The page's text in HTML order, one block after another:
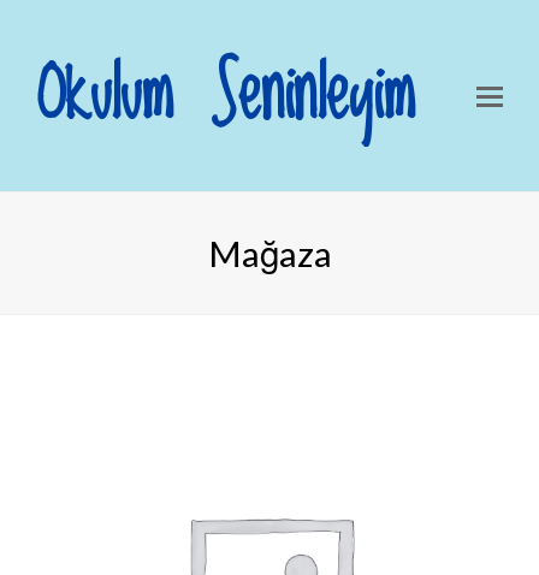
Okulum Seninleyim
Mağaza